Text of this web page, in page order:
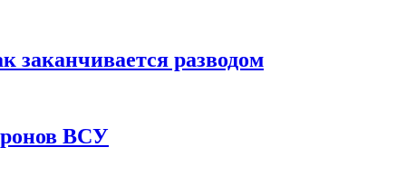
заканчивается разводом
ВСУ